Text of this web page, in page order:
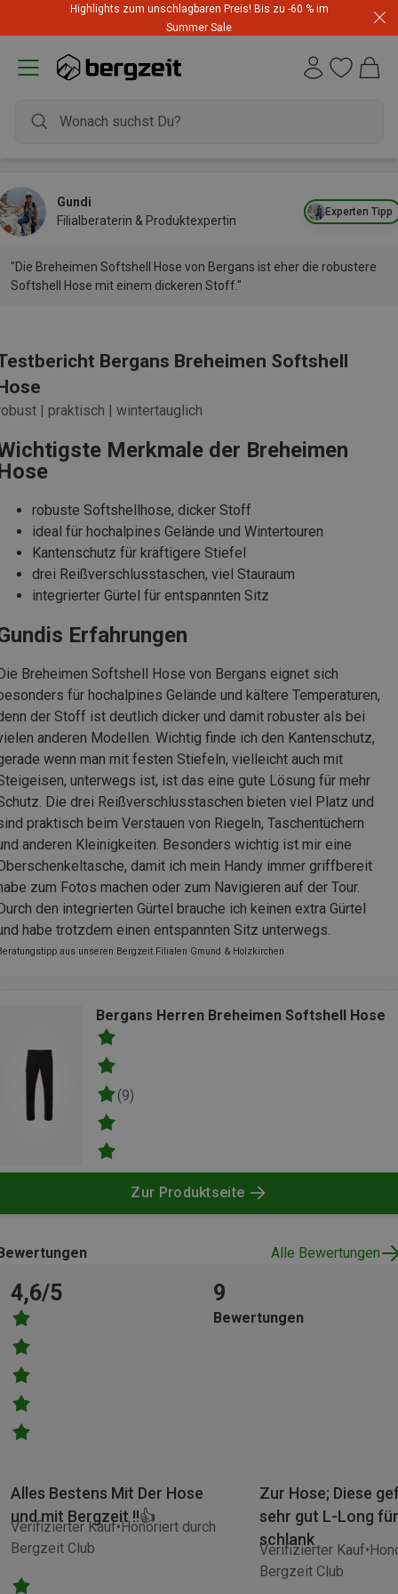
Highlights zum unschlagbaren Preis! Bis zu -60 % im
Summer Sale
Experten Tipp
Gundi
Filialberaterin & Produktexpertin
"Die Breheimen Softshell Hose von Bergans ist eher die robustere
Softshell Hose mit einem dickeren Stoff."
Bergans Breheimen Softshell
| praktisch | wintertauglich
Merkmale der Breheimen
robuste Softshellhose, dicker Stoff
ideal für hochalpines Gelände und Wintertouren
Kantenschutz für kräftigere Stiefel
drei Reißverschlusstaschen, viel Stauraum
integrierter Gürtel für entspannten Sitz
Erfahrungen
Breheimen Softshell Hose von Bergans eignet sich
für hochalpines Gelände und kältere Temperaturen,
der Stoff ist deutlich dicker und damit robuster als bei
anderen Modellen. Wichtig finde ich den Kantenschutz,
wenn man mit festen Stiefeln, vielleicht auch mit
unterwegs ist, ist das eine gute Lösung für mehr
Die drei Reißverschlusstaschen bieten viel Platz und
praktisch beim Verstauen von Riegeln, Taschentüchern
anderen Kleinigkeiten. Besonders wichtig ist mir eine
damit ich mein Handy immer griffbereit
zum Fotos machen oder zum Navigieren auf der Tour.
den integrierten Gürtel brauche ich keinen extra Gürtel
habe trotzdem einen entspannten Sitz unterwegs.
aus unseren Bergzeit Filialen Gmund & Holzkirchen
Bergans Herren Breheimen Softshell Hose
(9)
Zur Produktseite
Alle Bewertungen
4,6/5 9
Bewertungen
Verifizierter Kauf Honoriert durch
Bergzeit Club
Alles Bestens Mit Der Hose
und mit Bergzeit !!👍
Verifizierter Kauf
Bergzeit Club
Zur Hose; Diese
sehr gut L-Long
schlank